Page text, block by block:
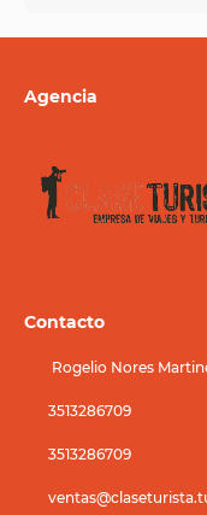
Agencia
Contacto
Rogelio Nores
3513286709
3513286709